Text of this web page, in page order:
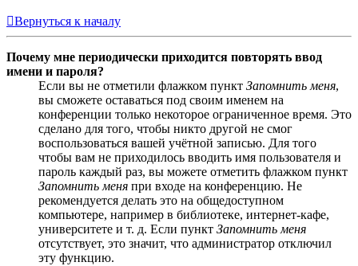
Вернуться к началу
Почему мне периодически приходится повторять ввод
имени и пароля?
Если вы не отметили флажком пункт Запомнить меня,
вы сможете оставаться под своим именем на
конференции только некоторое ограниченное время. Это
сделано для того, чтобы никто другой не смог
воспользоваться вашей учётной записью. Для того
чтобы вам не приходилось вводить имя пользователя и
пароль каждый раз, вы можете отметить флажком пункт
Запомнить меня при входе на конференцию. Не
рекомендуется делать это на общедоступном
компьютере, например в библиотеке, интернет-кафе,
университете и т. д. Если пункт Запомнить меня
отсутствует, это значит, что администратор отключил
эту функцию.